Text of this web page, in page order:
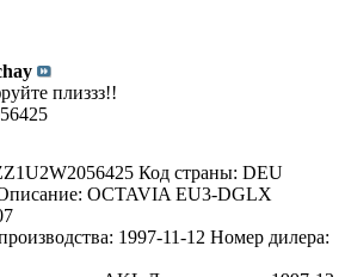
плиззз!!
Код страны: DEU
OCTAVIA EU3-DGLX
1997-11-12 Номер дилера: